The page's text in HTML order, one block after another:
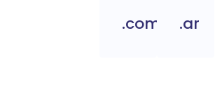
.com.ar.ar